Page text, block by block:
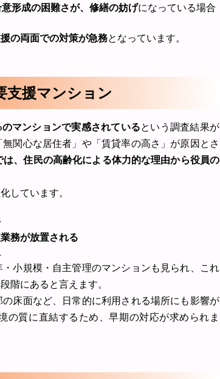
形成の困難さが、修繕の妨げになっている場合
の両面での対策が急務となっています。
支援マンション
マンションで実感されているという調査結果が
関心な居住者」や「賃貸率の高さ」が原因とさ
、住民の高齢化による体力的な理由から役員の
しています。
務が放置される
・小規模・自主管理のマンションも見られ、これ
階にあると言えます。
床面など、日常的に利用される場所にも影響が
の質に直結するため、早期の対応が求められま